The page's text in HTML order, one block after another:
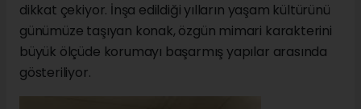
dikkat çekiyor. İnşa edildiği yılların yaşam kültürünü
günümüze taşıyan konak, özgün mimari karakterini
büyük ölçüde korumayı başarmış yapılar arasında
gösteriliyor.